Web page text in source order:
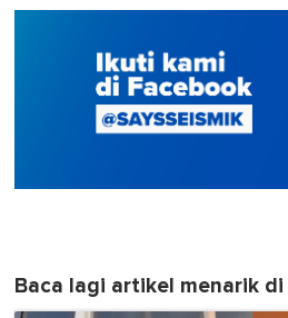
Baca lagi artikel menarik di